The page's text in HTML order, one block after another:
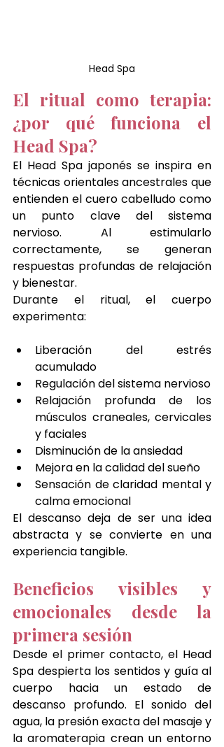
Head Spa
El ritual como terapia:
¿por qué funciona el
Head Spa?
El Head Spa japonés se inspira en
técnicas orientales ancestrales que
entienden el cuero cabelludo como
un punto clave del sistema
nervioso. Al estimularlo
correctamente, se generan
respuestas profundas de relajación
y bienestar.
Durante el ritual, el cuerpo
experimenta:
Liberación del estrés
acumulado
Regulación del sistema nervioso
Relajación profunda de los
músculos craneales, cervicales
y faciales
Disminución de la ansiedad
Mejora en la calidad del sueño
Sensación de claridad mental y
calma emocional
El descanso deja de ser una idea
abstracta y se convierte en una
experiencia tangible.
Beneficios visibles y
emocionales desde la
primera sesión
Desde el primer contacto, el Head
Spa despierta los sentidos y guía al
cuerpo hacia un estado de
descanso profundo. El sonido del
agua, la presión exacta del masaje y
la aromaterapia crean un entorno